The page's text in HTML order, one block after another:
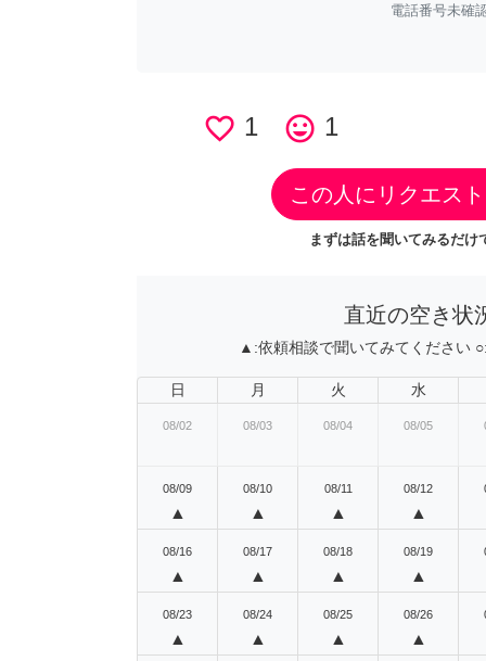
電話番号未確
favorite_border 1 tag_faces 1
この人にリクエス
まずは話を聞いてみるだけ
直近の空き状
▲:依頼相談で聞いてみてください ○:
日 月 火 水
08/02 08/03 08/04 08/05
08/09
▲
08/10
▲
08/11
▲
08/12
▲
08/16
▲
08/17
▲
08/18
▲
08/19
▲
08/23
▲
08/24
▲
08/25
▲
08/26
▲